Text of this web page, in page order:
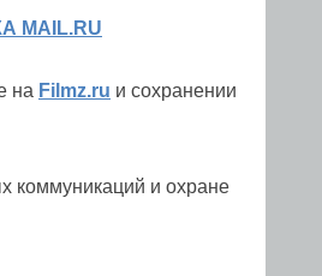
MAIL.RU
на Filmz.ru и сохранении
коммуникаций и охране